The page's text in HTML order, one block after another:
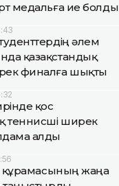
медальға ие болды
әлем
қазақстандық
финалға шықты
қос
теннисші ширек
алды
құрамасының жаңа